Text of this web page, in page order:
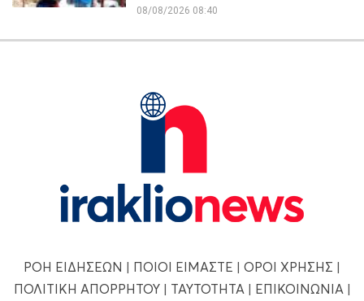
08/08/2026 08:40
ΡΟΗ ΕΙΔΗΣΕΩΝ | ΠΟΙΟΙ ΕΙΜΑΣΤΕ | ΟΡΟΙ ΧΡΗΣΗΣ |
ΠΟΛΙΤΙΚΗ ΑΠΟΡΡΗΤΟΥ| ΤΑΥΤΟΤΗΤΑ | ΕΠΙΚΟΙΝΩΝΙΑ |